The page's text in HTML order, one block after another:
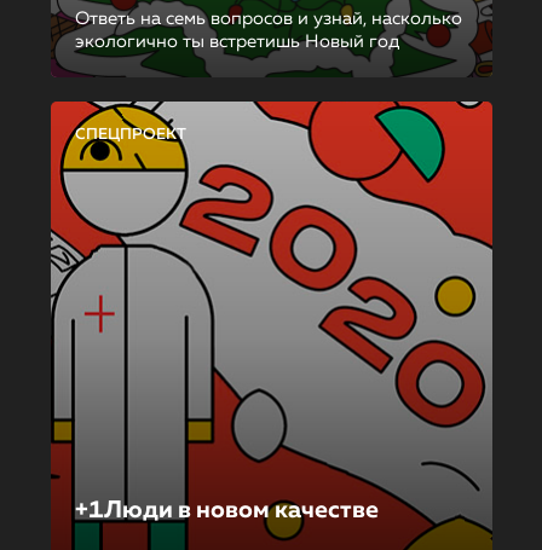
Ответь на семь вопросов и узнай, насколько
экологично ты встретишь Новый год
СПЕЦПРОЕКТ
+1Люди в новом качестве